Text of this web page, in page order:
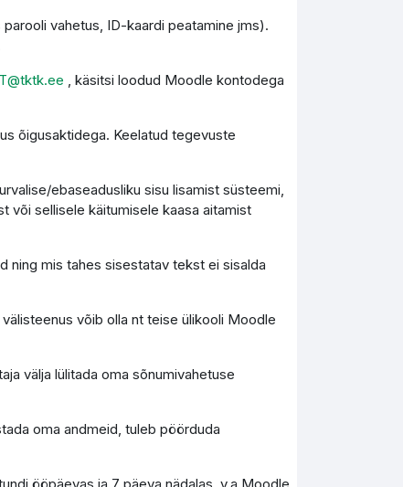
vahetus, ID-kaardi peatamine jms).
, käsitsi loodud Moodle kontodega
õigusaktidega. Keelatud tegevuste
ebaseadusliku sisu lisamist süsteemi,
või sellisele käitumisele kaasa aitamist
ning mis tahes sisestatav tekst ei sisalda
võib olla nt teise ülikooli Moodle
välja lülitada oma sõnumivahetuse
oma andmeid, tuleb pöörduda